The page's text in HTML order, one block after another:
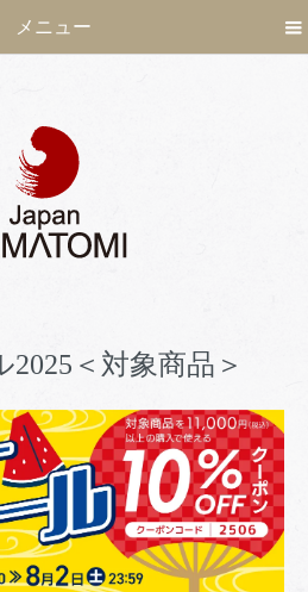
メニュー
＜対象商品＞